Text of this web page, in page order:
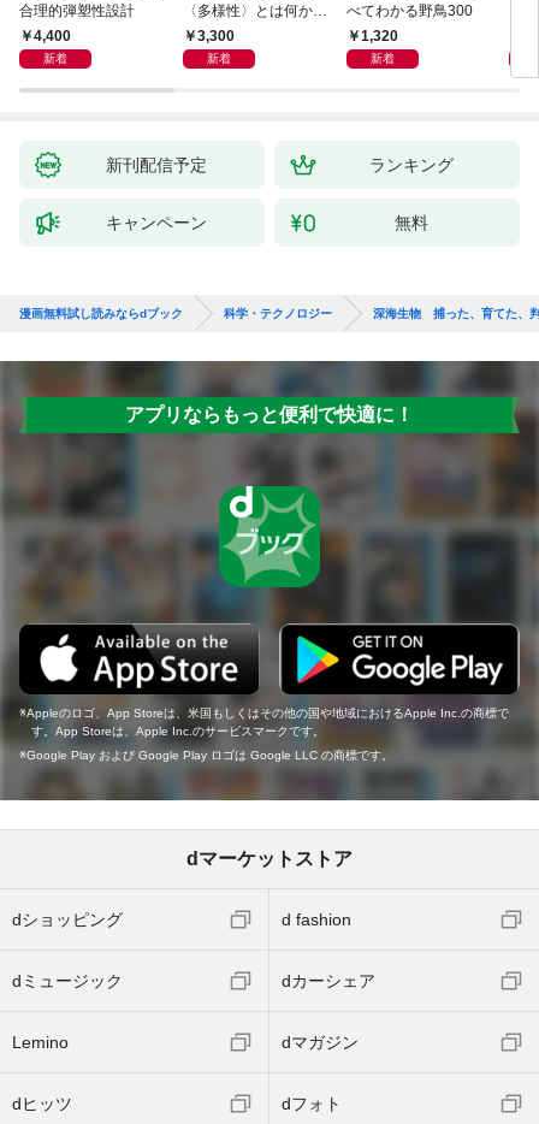
合理的弾塑性設計
4,400
新着
〈多様性〉とは何か―
―遺伝科学と疑似科学
3,300
新着
べてわかる野鳥300
1,320
新着
新刊配信予定 ランキング
キャンペーン 無料
漫画無料試し読みならdブック 科学・テクノロジー 深海生物 捕った、育てた、
アプリならもっと便利で快適に！
Appleのロゴ、App Storeは、米国もしくはその他の国や地域におけるApple Inc.の商標で
す。App Storeは、Apple Inc.のサービスマークです。
Google Play および Google Play ロゴは Google LLC の商標です。
dマーケットストア
dショッピング d fashion
dミュージック dカーシェア
Lemino dマガジン
dヒッツ dフォト